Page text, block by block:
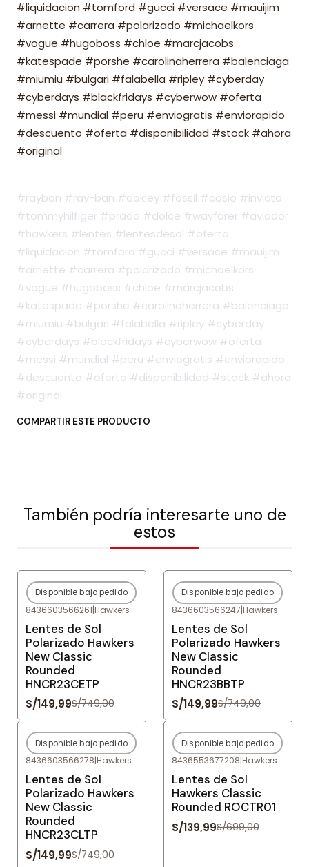
#liquidacion #tomford #gucci #versace #mauijim
#arnette #carrera #polarizado #michaelkors
#vogue #hugoboss #chloe #marcjacobs
#katespade #porshe #carolinaherrera #balenciaga
#miumiu #bulgari #falabella #ripley #cyberday
#cyberdays #blackfridays #cyberwow #oferta
#messi #mundial #peru #enviogratis #enviorapido
#descuento #oferta #disponibilidad #stock #ahora
#original
#rayban #ray-ban #oakley #fossil #casio #invicta
#tommyhilfiger #prada #dolce #wayfarer #aviador
#hawkers #lentes #lentesdesol #oferta
#liquidacion #tomford #gucci #versace #mauijim
#arnette #carrera #polarizado #michaelkors
#vogue #hugoboss #chloe #marcjacobs
#katespade #porshe #carolinaherrera #balenciaga
#miumiu #bulgari #falabella #ripley #cyberday
#cyberdays #blackfridays #cyberwow #oferta
#messi #mundial #peru #enviogratis #enviorapido
#descuento #oferta #disponibilidad #stock #ahora
#original
COMPARTIR ESTE PRODUCTO
También podría interesarte uno de
estos
-80%OFF
Agotado
Disponible bajo pedido
8436603566261|Hawkers
Lentes de Sol
Polarizado Hawkers
New Classic
Rounded
HNCR23CETP
S/149,99S/749,00
-80%OFF
Agotado
Disponible bajo pedido
8436603566247|Hawkers
Lentes de Sol
Polarizado Hawkers
New Classic
Rounded
HNCR23BBTP
S/149,99S/749,00
-80%OFF
Agotado
Disponible bajo pedido
8436603566278|Hawkers
Lentes de Sol
Polarizado Hawkers
New Classic
Rounded
HNCR23CLTP
S/149,99S/749,00
-80%OFF
Agotado
Disponible bajo pedido
8436553677208|Hawkers
Lentes de Sol
Hawkers Classic
Rounded ROCTR01
S/139,99S/699,00